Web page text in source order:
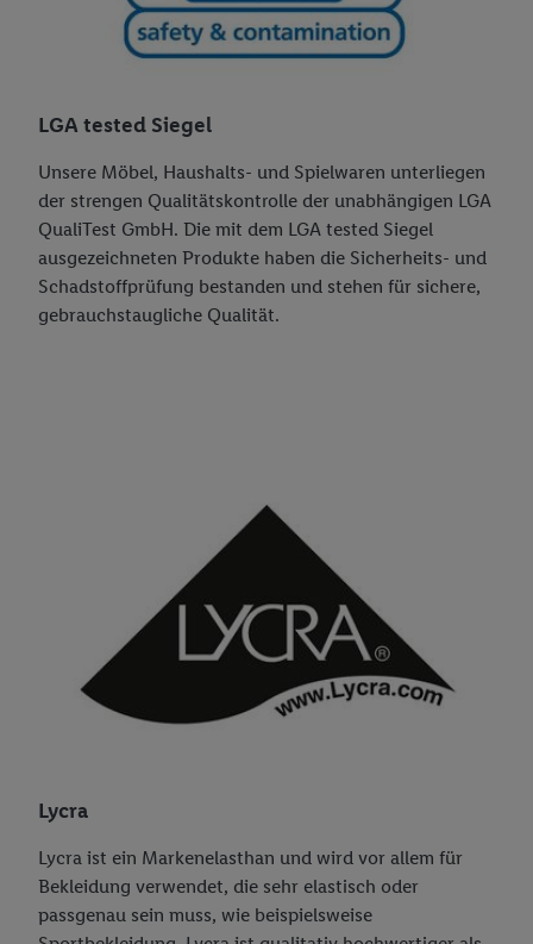
LGA tested Siegel
Unsere Möbel, Haushalts- und Spielwaren unterliegen
der strengen Qualitätskontrolle der unabhängigen LGA
QualiTest GmbH. Die mit dem LGA tested Siegel
ausgezeichneten Produkte haben die Sicherheits- und
Schadstoffprüfung bestanden und stehen für sichere,
gebrauchstaugliche Qualität.
Lycra
Lycra ist ein Markenelasthan und wird vor allem für
Bekleidung verwendet, die sehr elastisch oder
passgenau sein muss, wie beispielsweise